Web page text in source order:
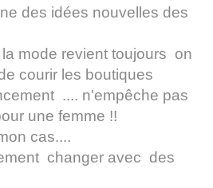
des idées nouvelles des
mode revient toujours on
courir les boutiques
.... n'empêche pas
une femme !!
cas....
changer avec des